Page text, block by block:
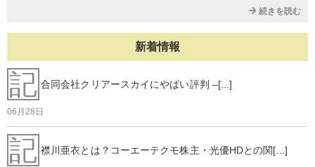
続きを読む
新着情報
記 合同会社クリアースカイにやばい評判 –[...]
06月28日
記 襟川亜衣とは？コーエーテクモ株主・光優HDとの関[...]